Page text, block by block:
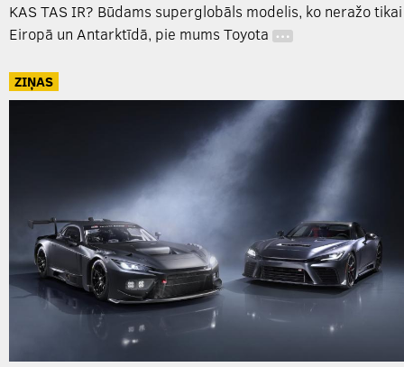
KAS TAS IR? Būdams superglobāls modelis, ko neražo tikai
Eiropā un Antarktīdā, pie mums Toyota …
ZIŅAS